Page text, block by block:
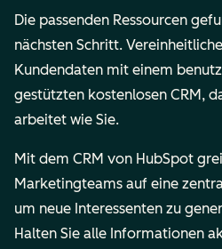
Die passenden Ressourcen
nächsten Schritt.
Kundendaten mit einem
gestützten kostenlosen CRM,
arbeitet wie Sie.
Mit dem CRM von HubSpot
Marketingteams auf eine
um neue Interessenten zu
Halten Sie alle Informationen